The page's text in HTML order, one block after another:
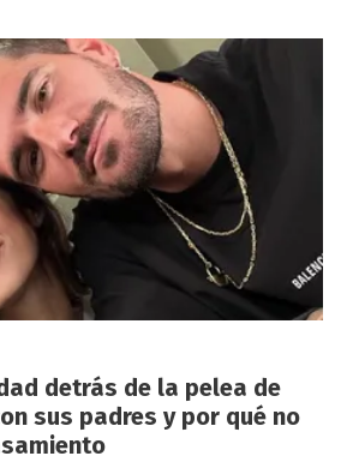
detrás de la pelea de
sus padres y por qué no